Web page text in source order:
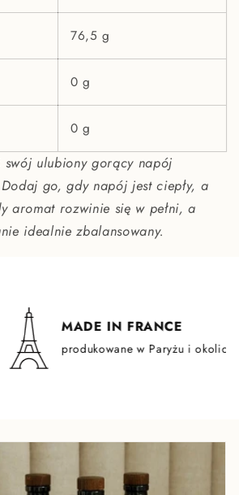
76,5 g
0 g
0 g
swój ulubiony gorący napój
go, gdy napój jest ciepły, a
aromat rozwinie się w pełni, a
idealnie zbalansowany.
MADE IN FRANCE
produkowane w Paryżu i okolicach.